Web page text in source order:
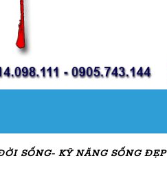
SỐNG- KỸ NĂNG SỐNG ĐẸP